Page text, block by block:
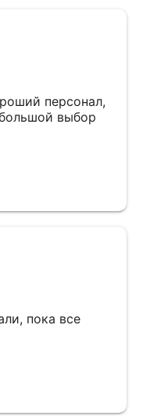
персонал,
выбор
пока все